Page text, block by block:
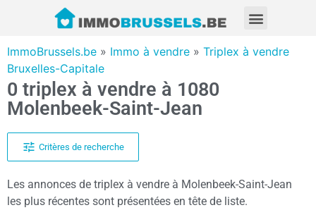
ImmoBrussels.be » Immo à vendre » Triplex à vendre
Bruxelles-Capitale
0 triplex à vendre à 1080
Molenbeek-Saint-Jean
Critères de recherche
Les annonces de triplex à vendre à Molenbeek-Saint-Jean
les plus récentes sont présentées en tête de liste.